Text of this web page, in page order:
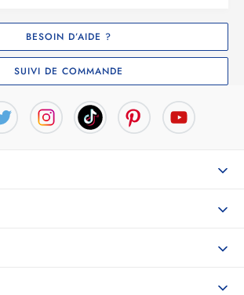
BESOIN D’AIDE ?
SUIVI DE COMMANDE